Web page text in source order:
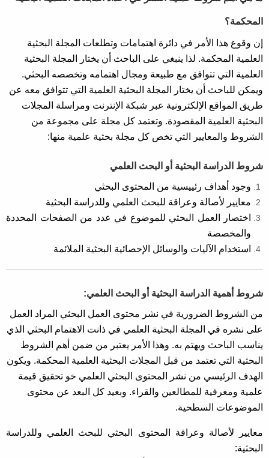
المحكمة؟
إن وقوع هذا الأمر في دائرة اهتمامات وتطلعات المجلة البحثية
العلمية المحكمة. لذا ينبغي على الباحث أن يختار المجلة البحثية
العلمية التي تتوافق مع طبيعة ومجال اهتمامه وتخصصه البحثي.
ويمكن للباحث أن يختار المجلة البحثية العلمية التي تتوافق معه عن
طريق المواقع الإلكترونية عبر شبكة الإنترنت ومراسلة المجلات
البحثية العلمية المقصودة. وتعتمد كل مجلة على مجموعة من
الشروط والمعايير التي تخص كل مجلة بحثية علمية منها:
شروط الدراسة البحثية أو البحث العلمي
وجود أهداف رئييسية من المحتوى البحثي
معايير لأصالة وعراقة للبحث العلمي وللدراسة البحثية
اختصار العمل البحثي للموضوع في عدد من الصفحات المحددة
والمخصصة
استخدام الآليات والوسائل الإحصائية البحثية الملائمة
شروط أهمية الدراسة البحثية أو البحث العلمي:
من الشروط الضرورية في نشر محتوى العمل البحثي المراد العمل
على نشره في المجلة البحثية العلمي في ذانت الاهتمام البحثي الذي
يناسب الباحث ويهتم به. وهذا الأمر يعتبر من ضمن أهم الشروط
البحثية التي تعتمد من قبل المجلات البحثية العلمية المحكمة. ويكون
الهدف الرئيسي من نشر المحتوى البحثي العلمي خو تحقيق قيمة
علمية ومعرفية للمطالعين والقراء. وبعيد كل البعد عن محتوى
الموضوعات السطحية.
معايير لأصالة وعراقة المحتوى البحثي للبحث العلمي وللدراسة
البحثية: